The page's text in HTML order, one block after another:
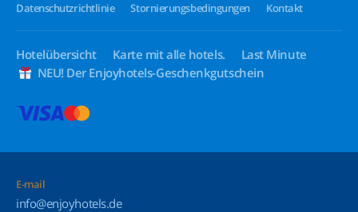
Datenschutzrichtlinie
Stornierungsbedingungen Kontakt
Hotelübersicht Karte mit alle hotels.
Last Minute
NEU! Der Enjoyhotels-Geschenkgutschein
E-mail
info@enjoyhotels.de